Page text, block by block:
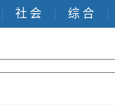
| 社 会 | 综 合 |